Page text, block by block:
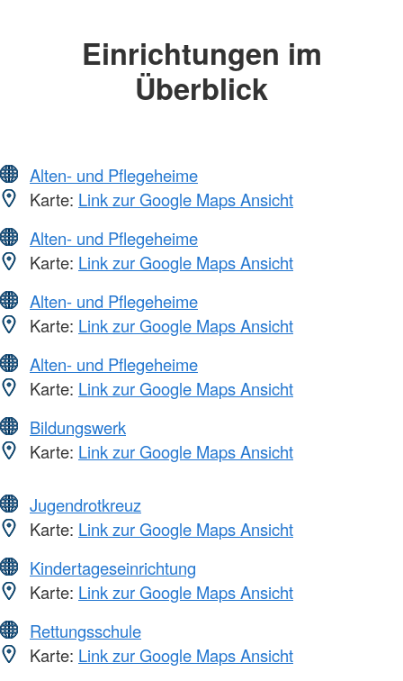
Einrichtungen im
Überblick
Alten- und Pflegeheime
Karte: Link zur Google Maps Ansicht
Alten- und Pflegeheime
Karte: Link zur Google Maps Ansicht
Alten- und Pflegeheime
Karte: Link zur Google Maps Ansicht
Alten- und Pflegeheime
Karte: Link zur Google Maps Ansicht
Bildungswerk
Karte: Link zur Google Maps Ansicht
Jugendrotkreuz
Karte: Link zur Google Maps Ansicht
Kindertageseinrichtung
Karte: Link zur Google Maps Ansicht
Rettungsschule
Karte: Link zur Google Maps Ansicht